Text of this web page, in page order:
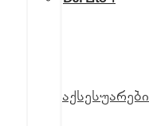
აქსესუარები